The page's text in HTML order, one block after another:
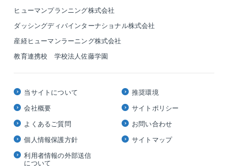
ヒューマンプランニング株式会社
ダッシングディバインターナショナル株式会社
産経ヒューマンラーニング株式会社
教育連携校 学校法人佐藤学園
当サイトについて
会社概要
よくあるご質問
個人情報保護方針
利用者情報の外部送信
について
推奨環境
サイトポリシー
お問い合わせ
サイトマップ